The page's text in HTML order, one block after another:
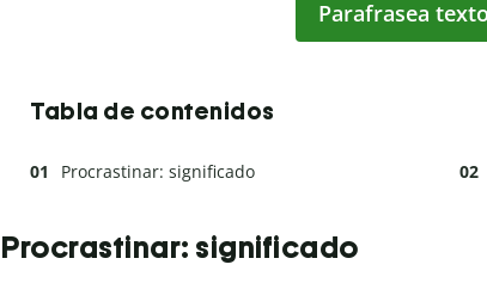
Parafrasea
Tabla de contenidos
Procrastinar: significado
Procrastinar: significado